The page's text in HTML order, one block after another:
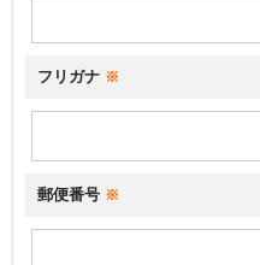
フリガナ ※
郵便番号 ※